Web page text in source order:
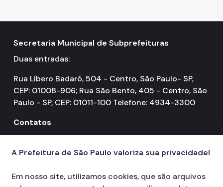
Secretaria Municipal de Subprefeituras
Duas entradas:
Rua Líbero Badaró, 504 - Centro, São Paulo- SP,
CEP: 01008-906; Rua São Bento, 405 - Centro, São
Paulo - SP, CEP: 01011-100 Telefone: 4934-3300
Contatos
156
A Prefeitura de São Paulo valoriza sua privacidade!
Em nosso site, utilizamos cookies, que são arquivos